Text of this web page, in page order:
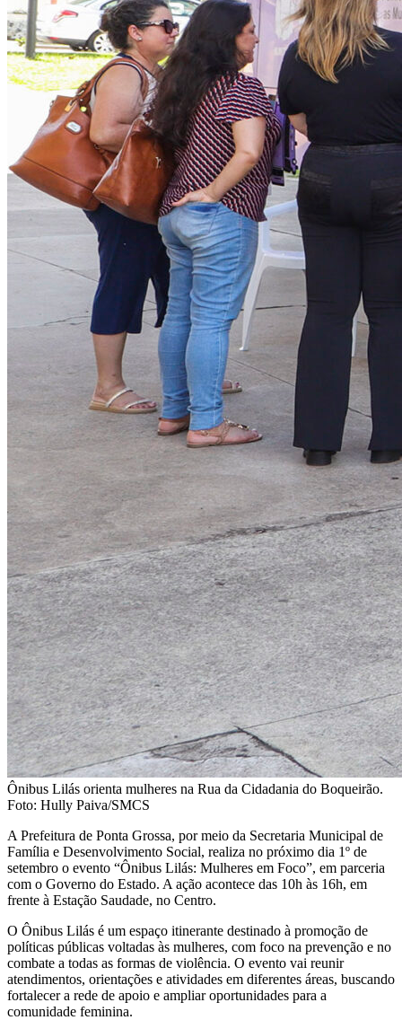
Ônibus Lilás orienta mulheres na Rua da Cidadania do Boqueirão.
Foto: Hully Paiva/SMCS
A Prefeitura de Ponta Grossa, por meio da Secretaria Municipal de
Família e Desenvolvimento Social, realiza no próximo dia 1º de
setembro o evento “Ônibus Lilás: Mulheres em Foco”, em parceria
com o Governo do Estado. A ação acontece das 10h às 16h, em
frente à Estação Saudade, no Centro.
O Ônibus Lilás é um espaço itinerante destinado à promoção de
políticas públicas voltadas às mulheres, com foco na prevenção e no
combate a todas as formas de violência. O evento vai reunir
atendimentos, orientações e atividades em diferentes áreas, buscando
fortalecer a rede de apoio e ampliar oportunidades para a
comunidade feminina.